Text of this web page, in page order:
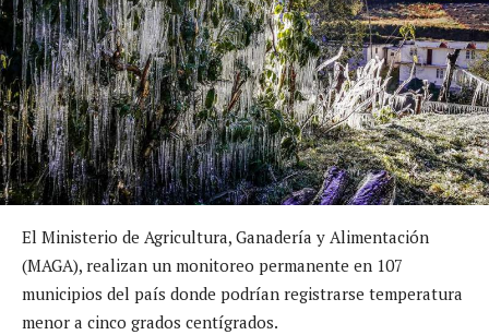
El Ministerio de Agricultura, Ganadería y Alimentación
(MAGA), realizan un monitoreo permanente en 107
municipios del país donde podrían registrarse temperatura
menor a cinco grados centígrados.